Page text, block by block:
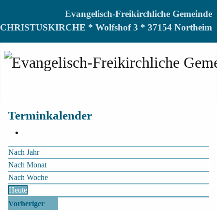
Evangelisch-Freikirchliche Gemeinde
CHRISTUSKIRCHE * Wolfshof 3 * 37154 Northeim
Terminkalender
Nach Jahr
Nach Monat
Nach Woche
Heute
Vorheriger